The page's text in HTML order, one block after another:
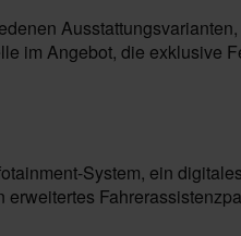
im Angebot, die exklusive
System, ein